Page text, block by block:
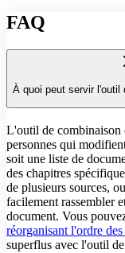
FAQ
À quoi peut servir l'outil
L'outil de combinaison
personnes qui
soit une liste de
des chapitres
de plusieurs sources,
facilement rassembler
document. Vous
réorganisant l'ordre
superflus avec l'outil